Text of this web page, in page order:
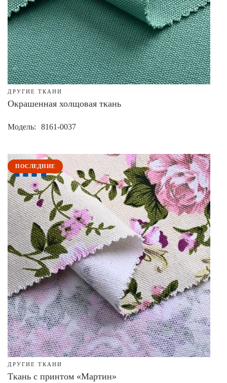
ДРУГИЕ ТКАНИ
Окрашенная холщовая ткань
Модель 8161-0037
ПОСЛЕДНИЕ
ДРУГИЕ ТКАНИ
Ткань с принтом «Мартин»